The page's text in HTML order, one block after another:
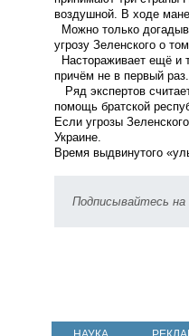
воздушной. В ходе
Можно только
угрозу Зеленского о
Настораживает ещё и
причём не в первый
Ряд экспертов
помощь братской
Если угрозы
Украине.
Время выдвинутого
Подписывайтесь